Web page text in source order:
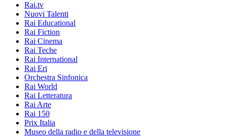
Rai.tv
Nuovi Talenti
Rai Educational
Rai Fiction
Rai Cinema
Rai Teche
Rai International
Rai Eri
Orchestra Sinfonica
Rai World
Rai Letteratura
Rai Arte
Rai 150
Prix Italia
Museo della radio e della televisione